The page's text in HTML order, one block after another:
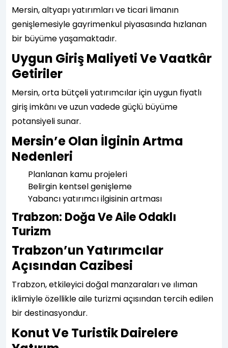
Mersin, altyapı yatırımları ve ticari limanın
genişlemesiyle gayrimenkul piyasasında hızlanan
bir büyüme yaşamaktadır.
Uygun Giriş Maliyeti Ve Vaatkâr
Getiriler
Mersin, orta bütçeli yatırımcılar için uygun fiyatlı
giriş imkânı ve uzun vadede güçlü büyüme
potansiyeli sunar.
Mersin’e Olan İlginin Artma
Nedenleri
Planlanan kamu projeleri
Belirgin kentsel genişleme
Yabancı yatırımcı ilgisinin artması
Trabzon: Doğa Ve Aile Odaklı
Turizm
Trabzon’un Yatırımcılar
Açısından Cazibesi
Trabzon, etkileyici doğal manzaraları ve ılıman
iklimiyle özellikle aile turizmi açısından tercih edilen
bir destinasyondur.
Konut Ve Turistik Dairelere